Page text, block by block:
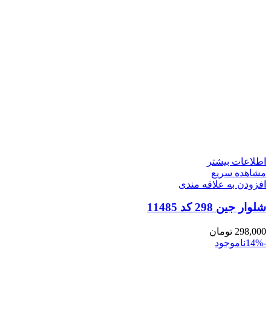
اطلاعات بیشتر
مشاهده سریع
افزودن به علاقه مندی
شلوار جین 298 کد 11485
298,000 تومان
-14%
ناموجود